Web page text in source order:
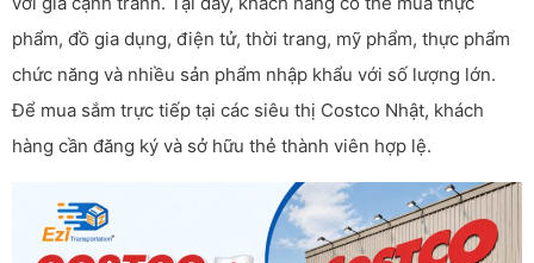
phẩm, đồ gia dụng, điện tử, thời trang, mỹ phẩm, thực phẩm
chức năng và nhiều sản phẩm nhập khẩu với số lượng lớn.
Để mua sắm trực tiếp tại các siêu thị Costco Nhật, khách
hàng cần đăng ký và sở hữu thẻ thành viên hợp lệ.